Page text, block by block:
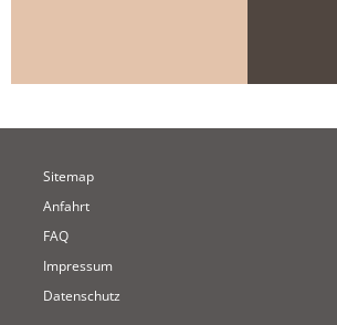
Sitemap
Anfahrt
FAQ
Impressum
Datenschutz